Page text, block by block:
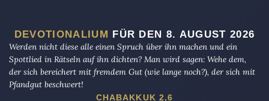
DEVOTIONALIUM FÜR DEN 8. AUGUST 2026
Werden nicht diese alle einen Spruch über ihn machen und ein
Spottlied in Rätseln auf ihn dichten? Man wird sagen: Wehe dem,
der sich bereichert mit fremdem Gut (wie lange noch?), der sich mit
Pfandgut beschwert!
CHABAKKUK 2,6